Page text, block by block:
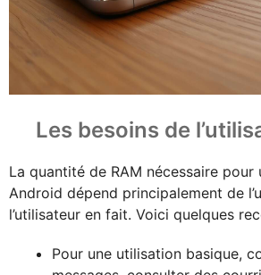
Les besoins de
La quantité de RAM nécessaire pour
Android dépend principalement de
l’utilisateur en fait. Voici quelques
Pour une utilisation basique,